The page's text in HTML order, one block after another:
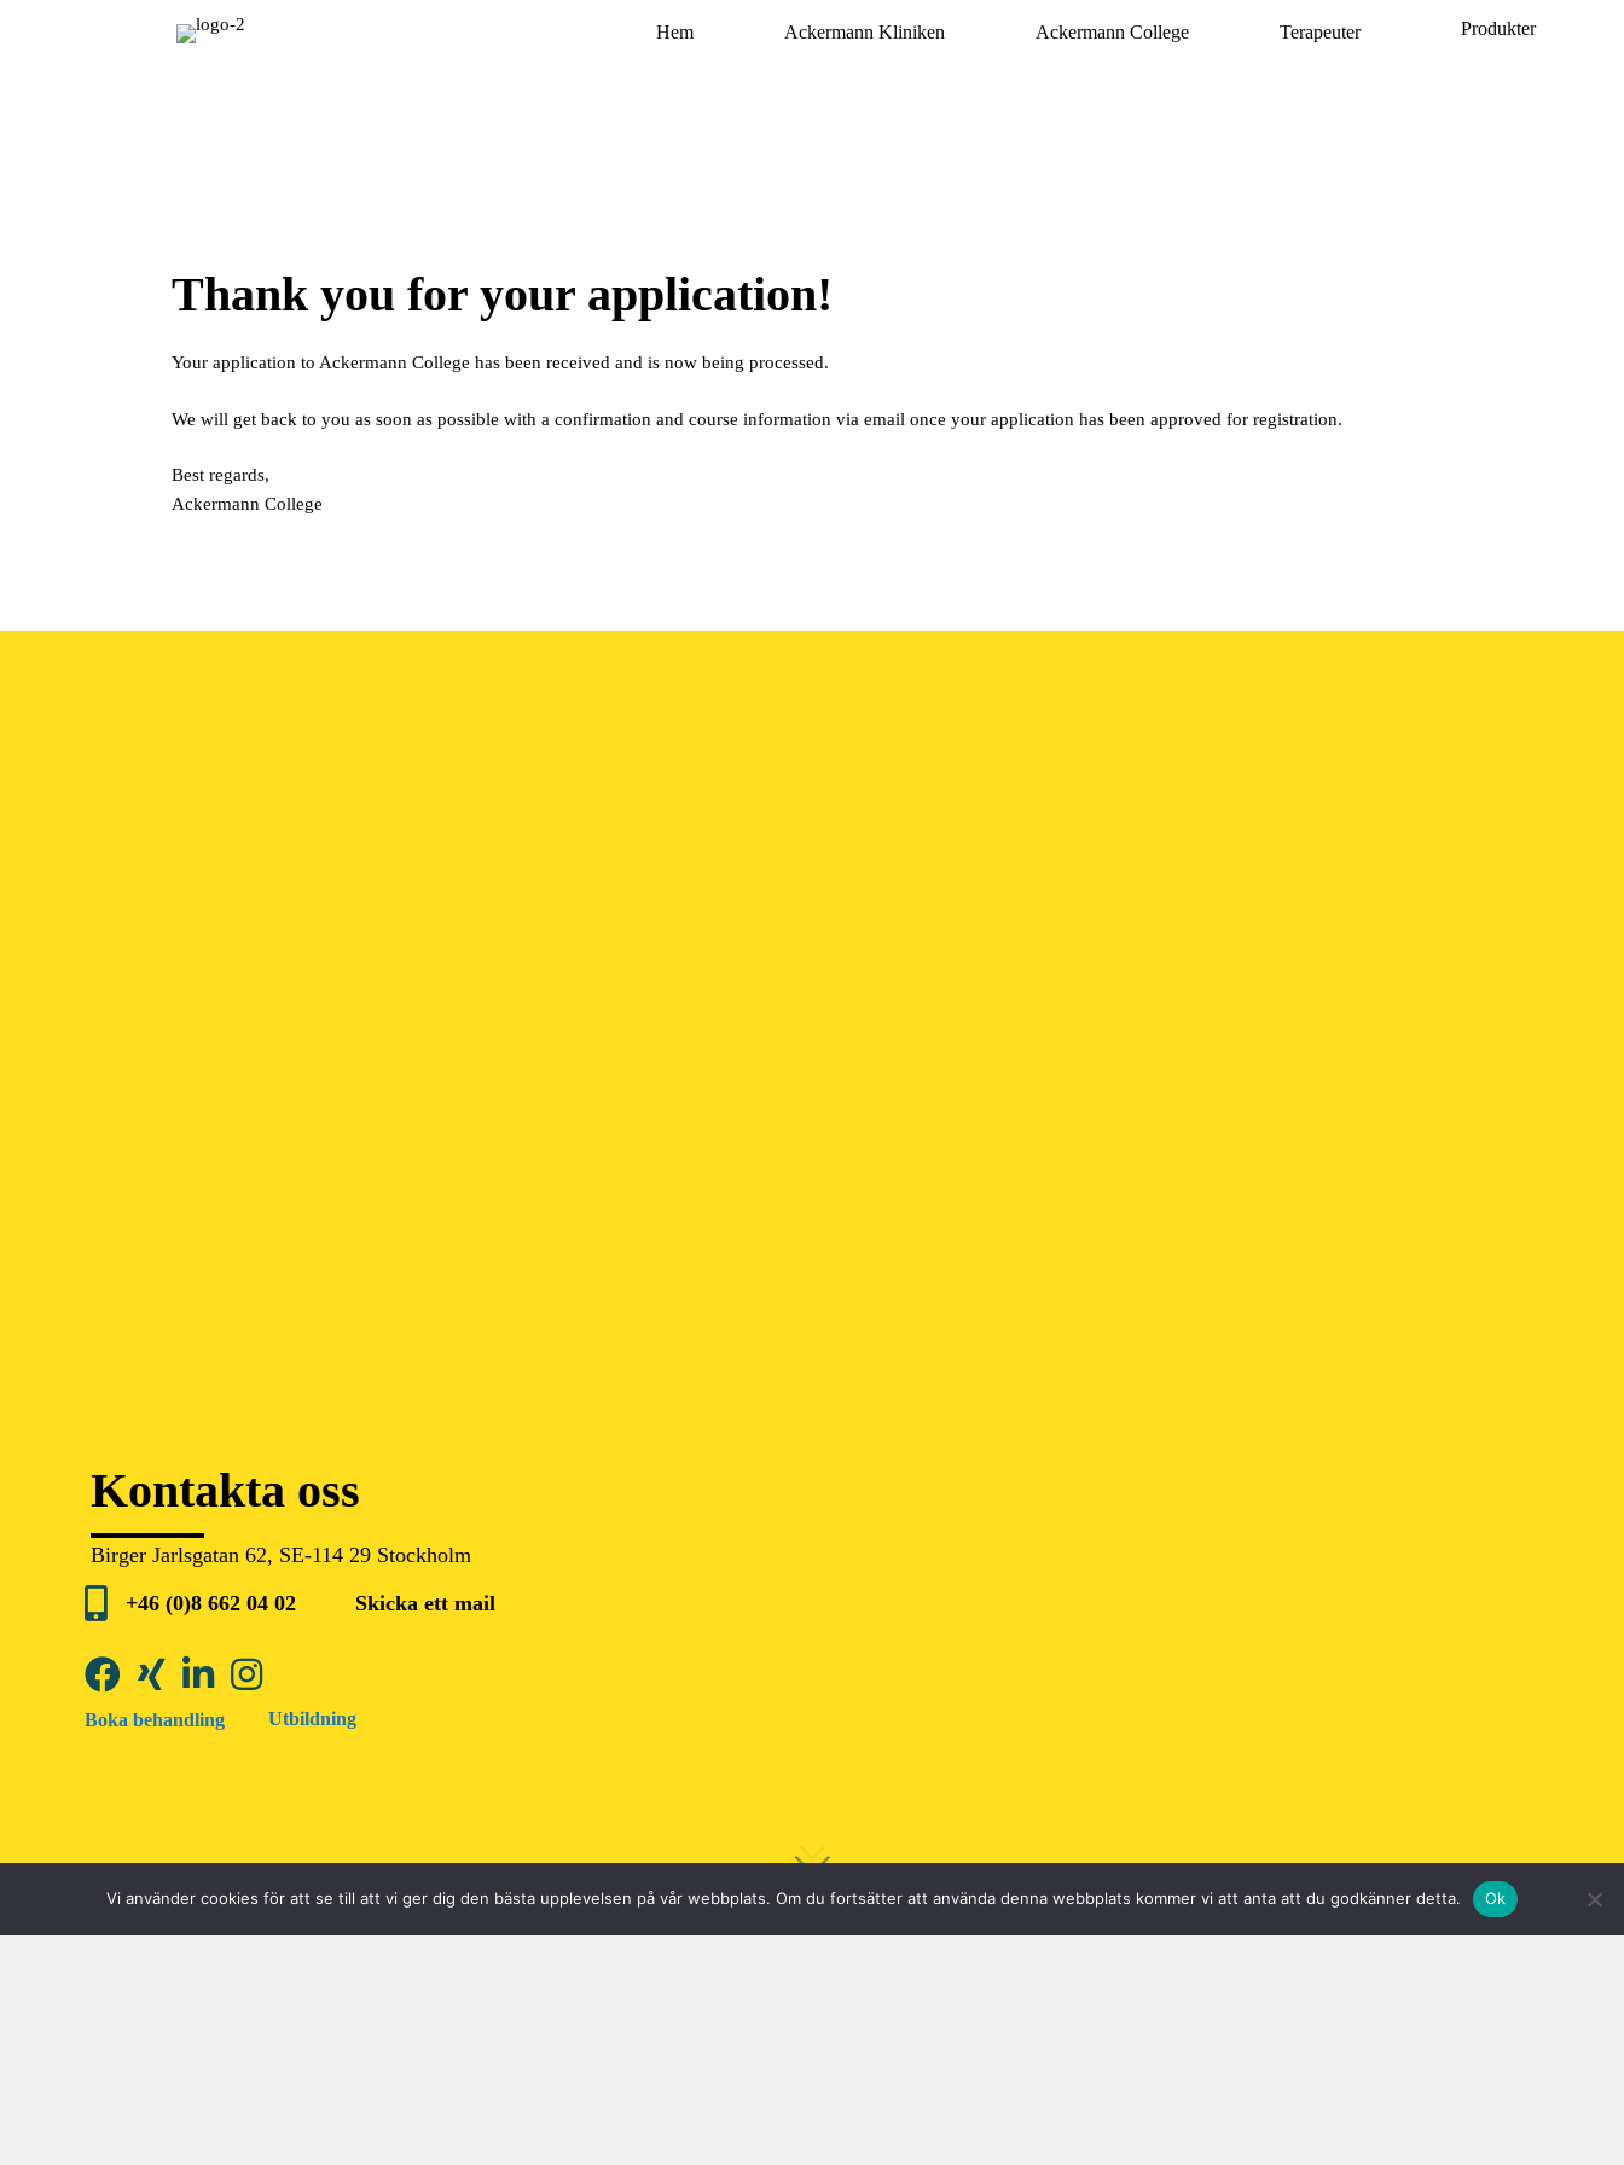
Hem Ackermann Kliniken Ackermann College Terapeuter Produkter
Thank you for your application!
Your application to Ackermann College has been received and is now being processed.
We will get back to you as soon as possible with a confirmation and course information via email once your application has been approved for registration.
Best regards,
Ackermann College
Kontakta oss
Birger Jarlsgatan 62, SE-114 29 Stockholm
+46 (0)8 662 04 02
Skicka ett mail
Boka behandling Utbildning
Vi använder cookies för att se till att vi ger dig den bästa upplevelsen på vår webbplats. Om du fortsätter att använda denna webbplats kommer vi att anta att du godkänner detta. Ok